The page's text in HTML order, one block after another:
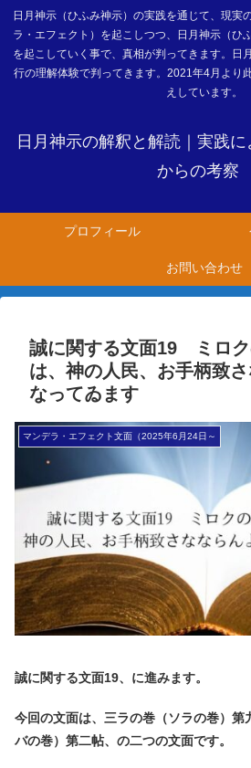
日月神示（ひふみ神示）の実践を通じて、現実
ラ・エフェクト）を起こしつつ、日月神示（ひ
を起こしていく事で、真相が判ってきます。日
行の理解体験で判ってきます。2021年4月より
えしています。
日月神示の解釈と解読｜実践に
からの考察
プロフィール
お問い合わせ
誠に関する文面19 ミロ
は、神の人民、お手柄致
なってゐます
マンデラ・エフェクト文面（2025年6月24日～
誠に関する文面19、に進みます。
今回の文面は、三ラの巻（ソラの巻）第
バの巻）第二帖、の二つの文面です。